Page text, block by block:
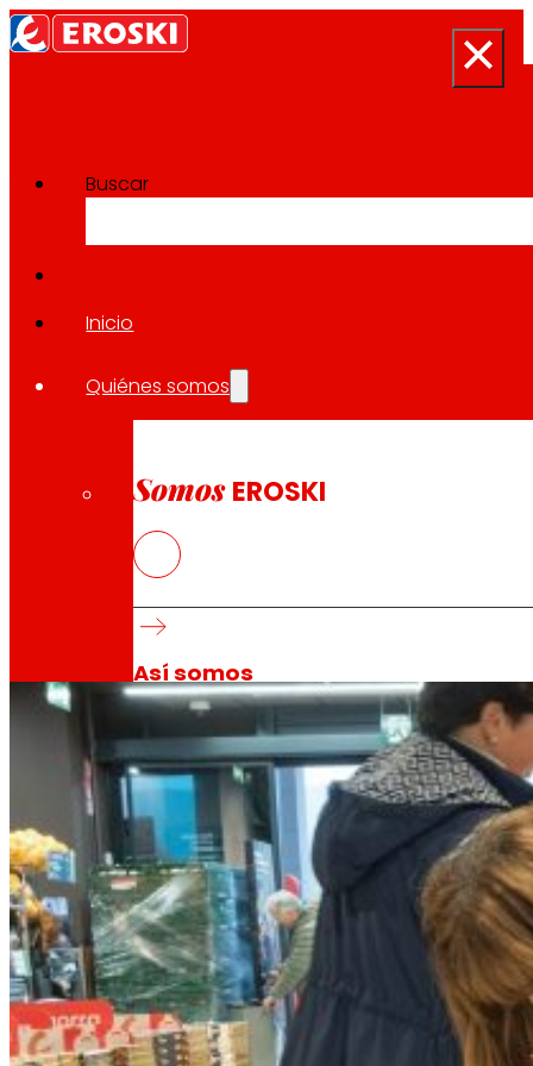
Buscar
Inicio
Quiénes somos
Somos EROSKI
Así somos
Todo nuestro ADN: un viaje por la misión, la
Cooperativa
Somos por y para las personas. Descubre
Fundación
Sala de prensa
Volver a todas las noticias
10.10.2024
Las compras de EROSKI a
primer semestre de 2024
Refuerza su compromiso con la producción